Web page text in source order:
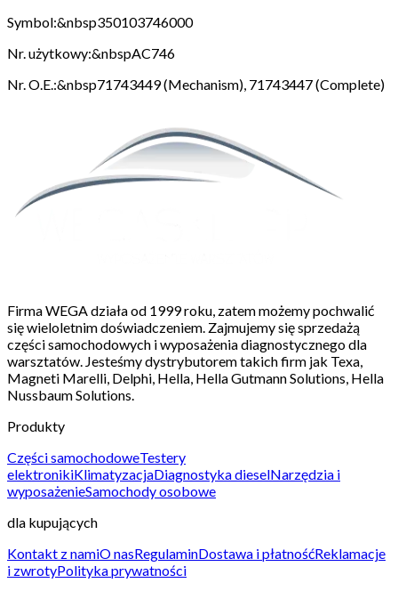
Symbol:&nbsp350103746000
Nr. użytkowy:&nbspAC746
Nr. O.E.:&nbsp71743449 (Mechanism), 71743447 (Complete)
Firma WEGA działa od 1999 roku, zatem możemy pochwalić
się wieloletnim doświadczeniem. Zajmujemy się sprzedażą
części samochodowych i wyposażenia diagnostycznego dla
warsztatów. Jesteśmy dystrybutorem takich firm jak Texa,
Magneti Marelli, Delphi, Hella, Hella Gutmann Solutions, Hella
Nussbaum Solutions.
Produkty
Części samochodoweTestery
elektronikiKlimatyzacjaDiagnostyka dieselNarzędzia i
wyposażenieSamochody osobowe
dla kupujących
Kontakt z namiO nasRegulaminDostawa i płatnośćReklamacje
i zwrotyPolityka prywatności